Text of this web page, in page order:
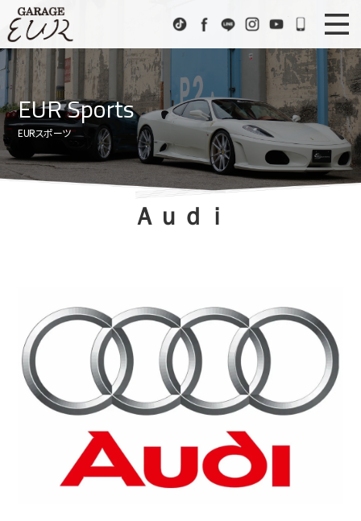
TikTokFacebook
LINE InstagramYoutube072-
News
ニュース
Stock List
在庫車情報
EUR Sports
EURスポーツ
Contact us
お問い合わせ
EUR Sports
EURスポーツ
Ａｕｄｉ